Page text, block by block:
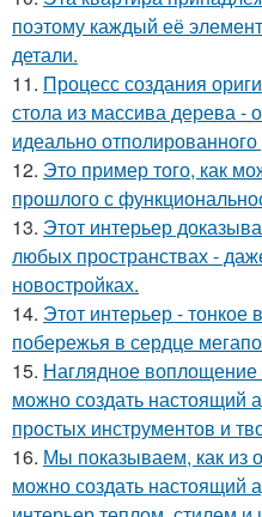
поэтому каждый её
детали.
11. Процесс создания
стола из массива дерева -
идеально отполированного
12. Это пример того, как
прошлого с
13. Этот интерьер
любых пространствах -
новостройках.
14. Этот интерьер -
побережья в сердце
15. Наглядное воплощение
можно создать настоящий
простых инструментов и
16. Мы показываем, как из
можно создать настоящий